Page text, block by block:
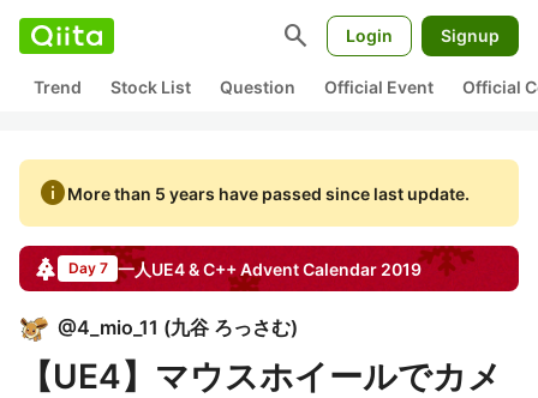
search Login Signup
Trend Stock List Question Official Event Official
infoMore than 5 years have passed since last update.
Day 7 一人UE4 & C++Advent Calendar 2019
@4_mio_11 (九谷 ろっさむ)
【UE4】マウスホイールでカメ